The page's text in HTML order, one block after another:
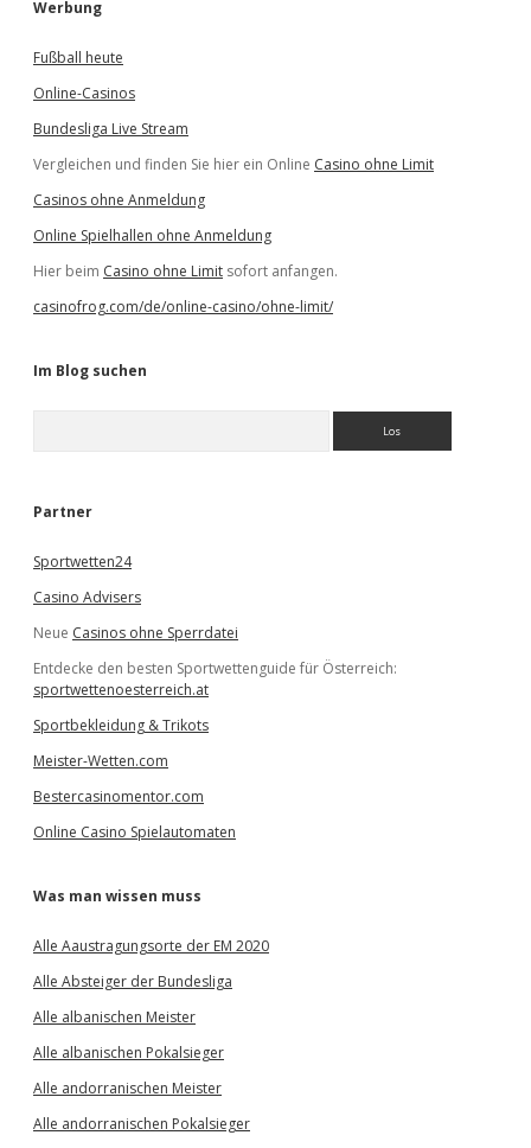
Werbung
Fußball heute
Online-Casinos
Bundesliga Live Stream
Vergleichen und finden Sie hier ein Online Casino ohne Limit
Casinos ohne Anmeldung
Online Spielhallen ohne Anmeldung
Hier beim Casino ohne Limit sofort anfangen.
casinofrog.com/de/online-casino/ohne-limit/
Im Blog suchen
e
Partner
Sportwetten24
Casino Advisers
Neue Casinos ohne Sperrdatei
Entdecke den besten Sportwettenguide für Österreich:
sportwettenoesterreich.at
Sportbekleidung & Trikots
Meister-Wetten.com
Bestercasinomentor.com
Online Casino Spielautomaten
Was man wissen muss
Alle Aaustragungsorte der EM 2020
Alle Absteiger der Bundesliga
Alle albanischen Meister
Alle albanischen Pokalsieger
Alle andorranischen Meister
Alle andorranischen Pokalsieger